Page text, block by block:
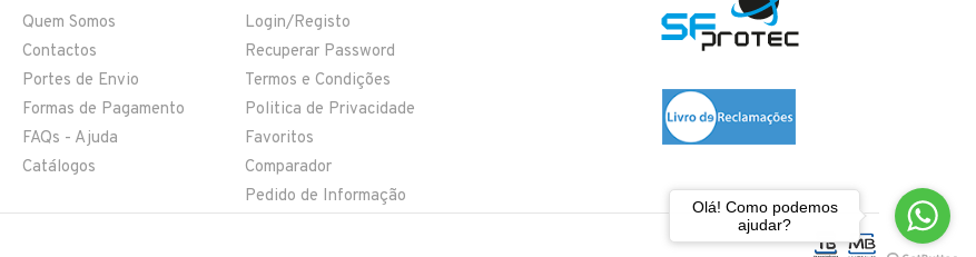
Quem Somos
Contactos
Portes de Envio
Formas de Pagamento
FAQs - Ajuda
Catálogos
Login/Registo
Recuperar Password
Termos e Condições
Politica de Privacidade
Favoritos
Comparador
Pedido de Informação
Olá! Como podemos
ajudar?